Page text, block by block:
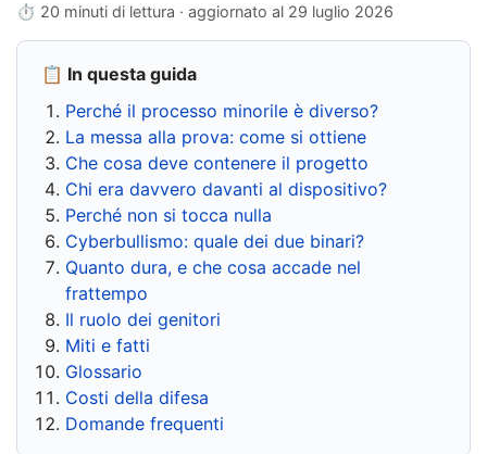
⏱ 20 minuti di lettura · aggiornato al 29 luglio 2026
📋 In questa guida
Perché il processo minorile è diverso?
La messa alla prova: come si ottiene
Che cosa deve contenere il progetto
Chi era davvero davanti al dispositivo?
Perché non si tocca nulla
Cyberbullismo: quale dei due binari?
Quanto dura, e che cosa accade nel
frattempo
Il ruolo dei genitori
Miti e fatti
Glossario
Costi della difesa
Domande frequenti